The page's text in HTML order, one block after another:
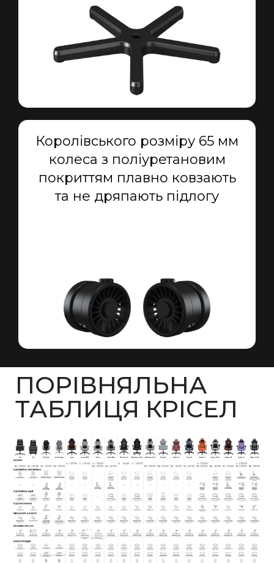
Королівського розміру 65 мм
колеса з поліуретановим
покриттям плавно ковзають
та не дряпають підлогу
ПОРІВНЯЛЬНА
ТАБЛИЦЯ КРІСЕЛ